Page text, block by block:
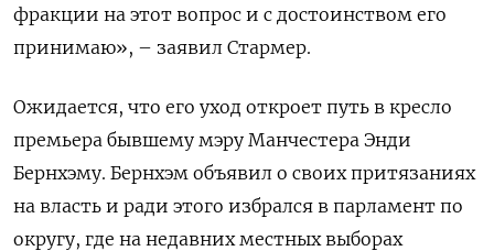
фракции на этот вопрос и с достоинством его
принимаю», – заявил Стармер.
Ожидается, что его уход откроет путь в кресло
премьера бывшему мэру Манчестера Энди
Бернхэму. Бернхэм объявил о своих притязаниях
на власть и ради этого избрался в парламент по
округу, где на недавних местных выборах